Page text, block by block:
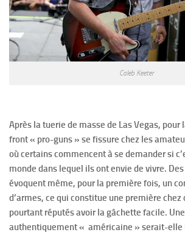
Caleb Keeter
Après la tuerie de masse de Las Vegas, pour
front « pro-guns » se fissure chez les
où certains commencent à se demander si
monde dans lequel ils ont envie de vivre.
évoquent même, pour la première fois, un
d’armes, ce qui constitue une première chez
pourtant réputés avoir la gâchette facile.
authentiquement « américaine » serait-elle